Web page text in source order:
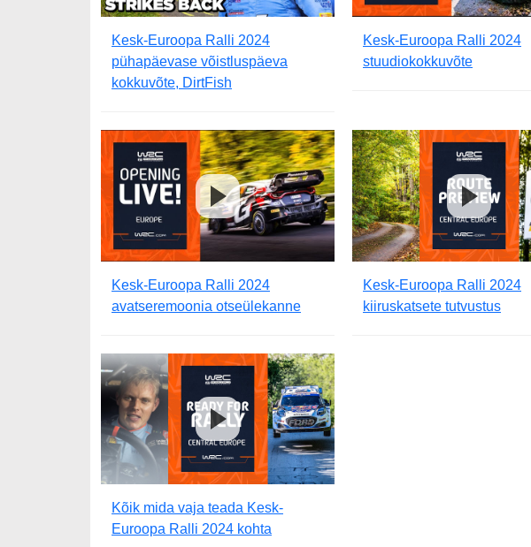
Kesk-Euroopa Ralli 2024
pühapäevase võistluspäeva
kokkuvõte, DirtFish
Kesk-Euroopa Ralli 2024
stuudiokokkuvõte
Kesk-Euroopa Ralli 2024
avatseremoonia otseülekanne
Kesk-Euroopa Ralli 2024
kiiruskatsete tutvustus
Kõik mida vaja teada Kesk-
Euroopa Ralli 2024 kohta